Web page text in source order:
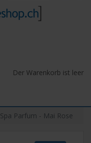
Der Warenkorb ist leer
Spa Parfum - Mai Rose